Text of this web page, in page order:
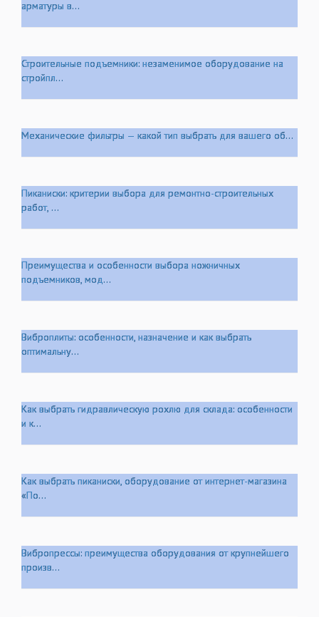
арматуры в...
Строительные подъемники: незаменимое оборудование на
стройпл...
Механические фильтры — какой тип выбрать для вашего об...
Пиканиски: критерии выбора для ремонтно-строительных
работ, ...
Преимущества и особенности выбора ножничных
подъемников, мод...
Виброплиты: особенности, назначение и как выбрать
оптимальну...
Как выбрать гидравлическую рохлю для склада: особенности
и к...
Как выбрать пиканиски, оборудование от интернет-магазина
«По...
Вибропрессы: преимущества оборудования от крупнейшего
произв...